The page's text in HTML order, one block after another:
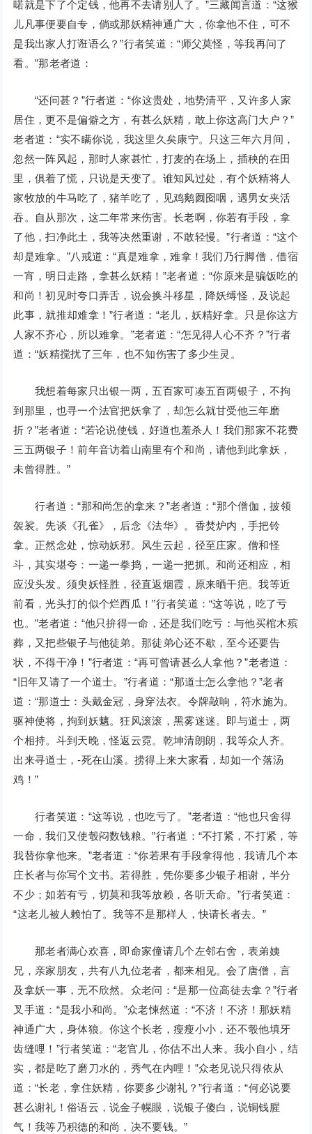
喏就是下了个定钱，他再不去请别人了。”三藏闻言道：“这猴
儿凡事便要自专，倘或那妖精神通广大，你拿他不住，可不
是我出家人打诳语么？”行者笑道：“师父莫怪，等我再问了
看。”那老者道：
“还问甚？”行者道：“你这贵处，地势清平，又许多人家
居住，更不是偏僻之方，有甚么妖精，敢上你这高门大户？”
老者道：“实不瞒你说，我这里久矣康宁。只这三年六月间，
忽然一阵风起，那时人家甚忙，打麦的在场上，插秧的在田
里，俱着了慌，只说是天变了。谁知风过处，有个妖精将人
家牧放的牛马吃了，猪羊吃了，见鸡鹅囫囵咽，遇男女夹活
吞。自从那次，这二年常来伤害。长老啊，你若有手段，拿
了他，扫净此土，我等决然重谢，不敢轻慢。”行者道：“这个
却是难拿。”八戒道：“真是难拿，难拿！我们乃行脚僧，借宿
一宵，明日走路，拿甚么妖精！”老者道：“你原来是骗饭吃的
和尚！初见时夸口弄舌，说会换斗移星，降妖缚怪，及说起
此事，就推却难拿！”行者道：“老儿，妖精好拿。只是你这方
人家不齐心，所以难拿。”老者道：“怎见得人心不齐？”行者
道：“妖精搅扰了三年，也不知伤害了多少生灵。
我想着每家只出银一两，五百家可凑五百两银子，不拘
到那里，也寻一个法官把妖拿了，却怎么就甘受他三年磨
折？”老者道：“若论说使钱，好道也羞杀人！我们那家不花费
三五两银子！前年音访着山南里有个和尚，请他到此拿妖，
未曾得胜。”
行者道：“那和尚怎的拿来？”老者道：“那个僧伽，披领
袈裟。先谈《孔雀》，后念《法华》。香焚炉内，手把铃
拿。正然念处，惊动妖邪。风生云起，径至庄家。僧和怪
斗，其实堪夸：一递一拳捣，一递一把抓。和尚还相应，相
应没头发。须臾妖怪胜，径直返烟霞，原来晒干疤。我等近
前看，光头打的似个烂西瓜！”行者笑道：“这等说，吃了亏
也。”老者道：“他只拚得一命，还是我们吃亏：与他买棺木殡
葬，又把些银子与他徒弟。那徒弟心还不歇，至今还要告
状，不得干净！”行者道：“再可曾请甚么人拿他？”老者道：
“旧年又请了一个道士。”行者道：“那道士怎么拿他？”老者
道：“那道士：头戴金冠，身穿法衣。令牌敲响，符水施为。
驱神使将，拘到妖魑。狂风滚滚，黑雾迷迷。即与道士，两
个相持。斗到天晚，怪返云霓。乾坤清朗朗，我等众人齐。
出来寻道士，-死在山溪。捞得上来大家看，却如一个落汤
鸡！”
行者笑道：“这等说，也吃亏了。”老者道：“他也只舍得
一命，我们又使彀闷数钱粮。”行者道：“不打紧，不打紧，等
我替你拿他来。”老者道：“你若果有手段拿得他，我请几个本
庄长者与你写个文书。若得胜，凭你要多少银子相谢，半分
不少；如若有亏，切莫和我等放赖，各听天命。”行者笑道：
“这老儿被人赖怕了。我等不是那样人，快请长者去。”
那老者满心欢喜，即命家僮请几个左邻右舍，表弟姨
兄，亲家朋友，共有八九位老者，都来相见。会了唐僧，言
及拿妖一事，无不欣然。众老问：“是那一位高徒去拿？”行者
叉手道：“是我小和尚。”众老悚然道：“不济！不济！那妖精
神通广大，身体狼。你这个长老，瘦瘦小小，还不彀他填牙
齿缝哩！”行者笑道：“老官儿，你估不出人来。我小自小，结
实，都是吃了磨刀水的，秀气在内哩！”众老见说只得依从
道：“长老，拿住妖精，你要多少谢礼？”行者道：“何必说要
甚么谢礼！俗语云，说金子幌眼，说银子傻白，说铜钱腥
气！我等乃积德的和尚，决不要钱。”